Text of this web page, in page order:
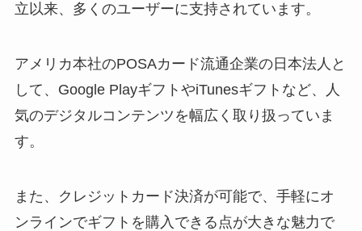
立以来、多くのユーザーに支持されています。
アメリカ本社のPOSAカード流通企業の日本法人と
して、Google PlayギフトやiTunesギフトなど、人
気のデジタルコンテンツを幅広く取り扱っていま
す。
また、クレジットカード決済が可能で、手軽にオ
ンラインでギフトを購入できる点が大きな魅力で